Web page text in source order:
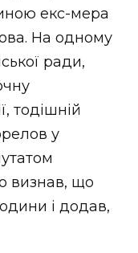
екс-мера
На одному
ради,
тодішній
у
визнав, що
і додав,